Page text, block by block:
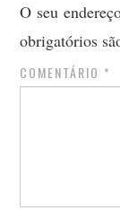
O seu
obrigatórios
COMENTÁRIO *